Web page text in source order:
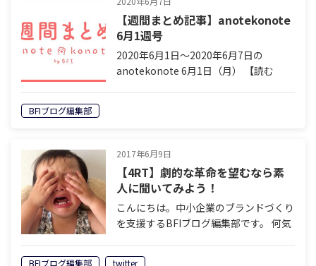
【週間まとめ記事】anotekonote
6月1週号
2020年6月1日〜2020年6月7日の
anotekonote 6月1日（月） 【読む
BFIブログ編集部
2017年6月9日
【4RT】劇的な革命を望むなら素
人に聞いてみよう！
こんにちは。中小企業のブランドづくり
を支援するBFIブログ編集部です。 何気
て観察していると、何かと興味深いこと
BFIブログ編集部 twitter